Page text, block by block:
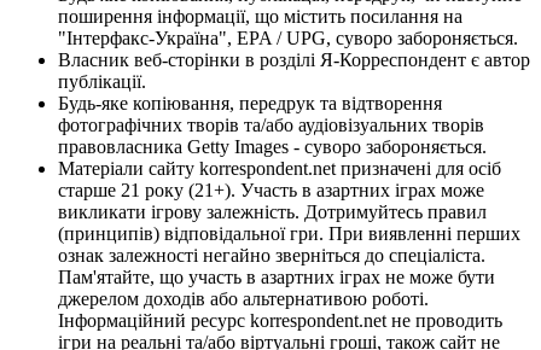
поширення інформації, що містить посилання на
"Інтерфакс-Україна", EPA / UPG, суворо забороняється.
Власник веб-сторінки в розділі Я-Корреспондент є автор
публікації.
Будь-яке копіювання, передрук та відтворення
фотографічних творів та/або аудіовізуальних творів
правовласника Getty Images - суворо забороняється.
Матеріали сайту korrespondent.net призначені для осіб
старше 21 року (21+). Участь в азартних іграх може
викликати ігрову залежність. Дотримуйтесь правил
(принципів) відповідальної гри. При виявленні перших
ознак залежності негайно зверніться до спеціаліста.
Пам'ятайте, що участь в азартних іграх не може бути
джерелом доходів або альтернативою роботі.
Інформаційний ресурс korrespondent.net не проводить
ігри на реальні та/або віртуальні гроші, також сайт не